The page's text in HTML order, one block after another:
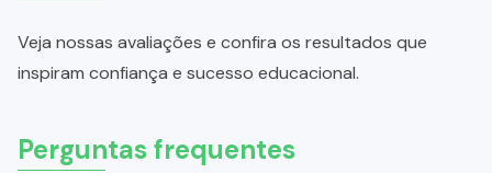
Veja nossas avaliações e confira os resultados que
inspiram confiança e sucesso educacional.
Perguntas frequentes